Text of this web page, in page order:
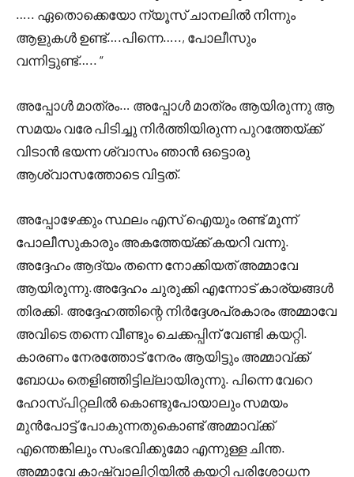
….. ഏതൊക്കെയോ ന്യൂസ്‌ ചാനലിൽ നിന്നും
ആളുകൾ ഉണ്ട്‌….പിന്നെ….., പോലീസും
വന്നിട്ടുണ്ട്….. “
അപ്പോൾ മാത്രം… അപ്പോൾ മാത്രം ആയിരുന്നു ആ
സമയം വരേ പിടിച്ചു നിർത്തിയിരുന്ന പുറത്തേയ്ക്ക്
വിടാൻ ഭയന്ന ശ്വാസം ഞാൻ ഒട്ടൊരു
ആശ്വാസത്തോടെ വിട്ടത്.
അപ്പോഴേക്കും സ്ഥലം എസ് ഐയും രണ്ട് മൂന്ന്
പോലീസുകാരും അകത്തേയ്ക്ക് കയറി വന്നു.
അദ്ദേഹം ആദ്യം തന്നെ നോക്കിയത് അമ്മാവേ
ആയിരുന്നു.അദ്ദേഹം ചുരുക്കി എന്നോട് കാര്യങ്ങൾ
തിരക്കി. അദ്ദേഹത്തിന്റെ നിർദ്ദേശപ്രകാരം അമ്മാവേ
അവിടെ തന്നെ വീണ്ടും ചെക്കപ്പിന് വേണ്ടി കയറ്റി.
കാരണം നേരത്തോട് നേരം ആയിട്ടും അമ്മാവ്ക്ക്
ബോധം തെളിഞ്ഞിട്ടില്ലായിരുന്നു. പിന്നെ വേറെ
ഹോസ്പിറ്റലിൽ കൊണ്ടുപോയാലും സമയം
മുൻപോട്ട് പോകുന്നതുകൊണ്ട് അമ്മാവ്ക്ക്
എന്തെങ്കിലും സംഭവിക്കുമോ എന്നുള്ള ചിന്ത.
അമ്മാവേ കാഷ്വാലിറ്റിയിൽ കയറ്റി പരിശോധന